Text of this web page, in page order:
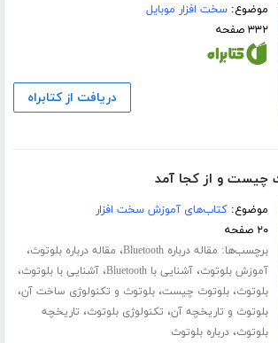
موضوع:سخت افزار موبایل
۳۳۲ صفحه
دریافت از کتابراه
چیست و از کجا آمد
موضوع:کتاب‌های آموزش سخت افزار
۲۰ صفحه
برچسب‌ها: مقاله درباره Bluetooth ، مقاله درباره بلوتوث،
آموزش بلوتوث،آشنایی با Bluetooth ،آشنایی با بلوتوث،
بلوتوث،بلوتوث چیست،بلوتوث و تکنولوژی ساخت آن،
بلوتوث و تاریخچه آن، تکنولوژی بلوتوث، تاریخچه
بلوتوث،درباره بلوتوث